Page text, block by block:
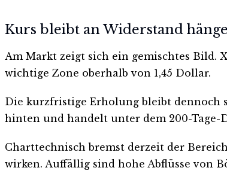
Kurs bleibt an Widerstand
Am Markt zeigt sich ein gemischtes Bild.
wichtige Zone oberhalb von 1,45 Dollar.
Die kurzfristige Erholung bleibt dennoch
hinten und handelt unter dem 200-Tage-
Charttechnisch bremst derzeit der
wirken. Auffällig sind hohe Abflüsse von